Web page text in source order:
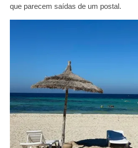
que parecem saídas de um postal.